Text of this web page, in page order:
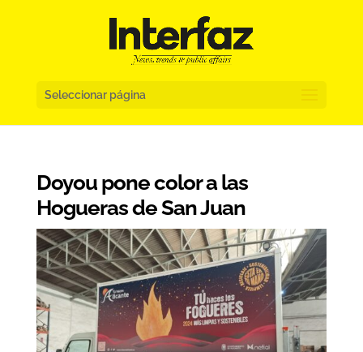
Seleccionar página
Doyou pone color a las
Hogueras de San Juan